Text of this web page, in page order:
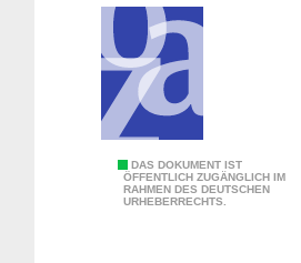
d
e
G
DAS DOKUMENT IST
ÖFFENTLICH ZUGÄNGLICH IM
RAHMEN DES DEUTSCHEN
URHEBERRECHTS.